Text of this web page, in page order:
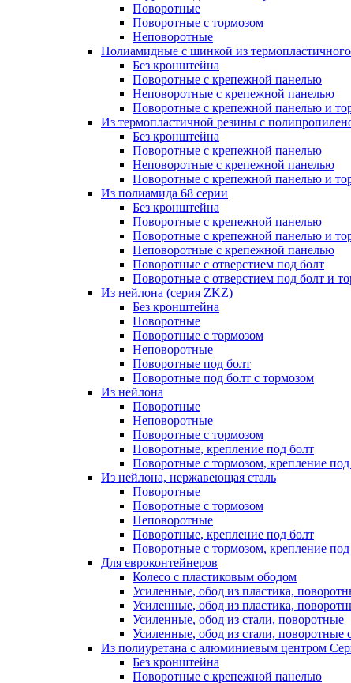
Поворотные
Поворотные с тормозом
Неповоротные
Полиамидные с шинкой из
Без кронштейна
Поворотные с крепежной панелью
Неповоротные с крепежной панелью
Поворотные с крепежной панелью и
Из термопластичной резины с
Без кронштейна
Поворотные с крепежной панелью
Неповоротные с крепежной панелью
Поворотные с крепежной панелью и
Из полиамида 68 серии
Без кронштейна
Поворотные с крепежной панелью
Поворотные с крепежной панелью и
Неповоротные с крепежной панелью
Поворотные с отверстием под болт
Поворотные с отверстием под болт и
Из нейлона (серия ZKZ)
Без кронштейна
Поворотные
Поворотные с тормозом
Неповоротные
Поворотные под болт
Поворотные под болт с тормозом
Из нейлона
Поворотные
Неповоротные
Поворотные с тормозом
Поворотные, крепление под болт
Поворотные с тормозом, крепление под
Из нейлона, нержавеющая сталь
Поворотные
Поворотные с тормозом
Неповоротные
Поворотные, крепление под болт
Поворотные с тормозом, крепление под
Для евроконтейнеров
Колесо с пластиковым ободом
Усиленные, обод из пластика,
Усиленные, обод из пластика,
Усиленные, обод из стали, поворотные
Усиленные, обод из стали, поворотные
Из полиуретана с алюминиевым центром
Без кронштейна
Поворотные с крепежной панелью